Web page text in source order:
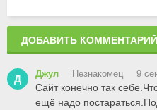
Д Джул Незнакомец 9
Сайт конечно так
ещё надо
ДОБАВИТЬ КОММЕНТАРИЙ